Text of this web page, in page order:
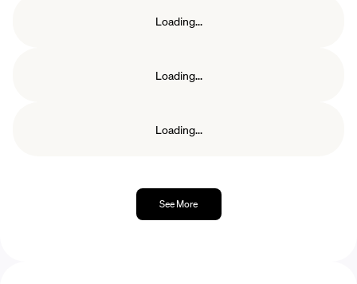
Loading...
Loading...
Loading...
See More